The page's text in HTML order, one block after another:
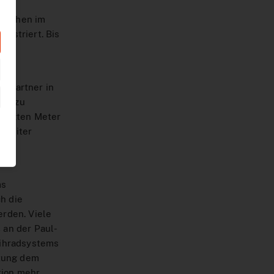
im
Bis
in
zu
Meter
Leiter
die
Viele
der Paul-
dem